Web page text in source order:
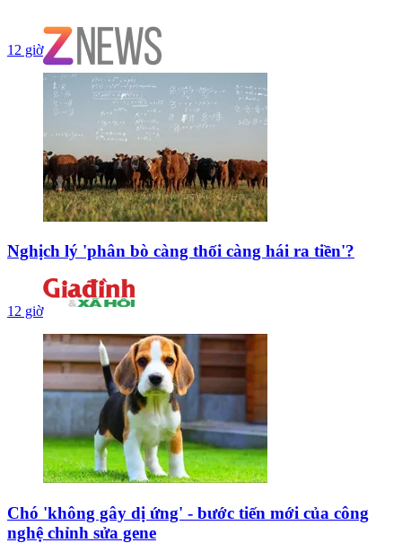
12 giờ
Nghịch lý 'phân bò càng thối càng hái ra tiền'?
12 giờ
Chó 'không gây dị ứng' - bước tiến mới của công
nghệ chỉnh sửa gene